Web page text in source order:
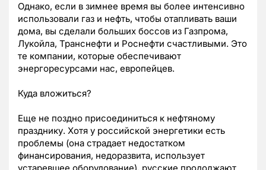
Однако, если в зимнее время вы более интенсивно
использовали газ и нефть, чтобы отапливать ваши
дома, вы сделали больших боссов из Газпрома,
Лукойла, Транснефти и Роснефти счастливыми. Это
те компании, которые обеспечивают
энергоресурсами нас, европейцев.
Куда вложиться?
Еще не поздно присоединиться к нефтяному
празднику. Хотя у российской энергетики есть
проблемы (она страдает недостатком
финансирования, недоразвита, использует